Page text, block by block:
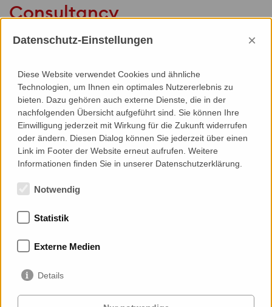
Consultancy
Project Objectives and Brief
Refurbishment
Detailed/Developed Design
Technical/Construction Design
Specification/Tender Documentation
Tender Evaluation
Design Compliance Control
Mock-Up Association
Execution Compliance Control
Handover, As-Built Documentation
Memberships
Datenschutz-Einstellungen ×
Diese Website verwendet Cookies und ähnliche
Technologien, um Ihnen ein optimales Nutzererlebnis zu
bieten. Dazu gehören auch externe Dienste, die in der
nachfolgenden Übersicht aufgeführt sind. Sie können Ihre
Einwilligung jederzeit mit Wirkung für die Zukunft widerrufen
oder ändern. Diesen Dialog können Sie jederzeit über einen
Link im Footer der Website erneut aufrufen. Weitere
Informationen finden Sie in unserer Datenschutzerklärung.
Notwendig
Statistik
Externe Medien
Details